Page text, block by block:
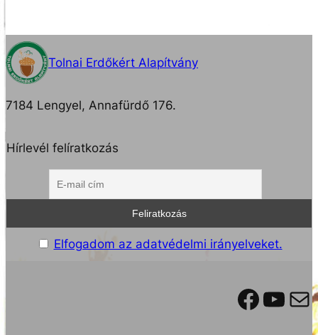
Tolnai Erdőkért Alapítvány
7184 Lengyel, Annafürdő 176.
Hírlevél felíratkozás
Elfogadom az adatvédelmi irányelveket.
Facebook YouTube Mail